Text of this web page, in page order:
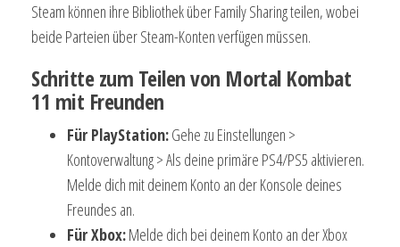
Steam können ihre Bibliothek über Family Sharing teilen, wobei
beide Parteien über Steam-Konten verfügen müssen.
Schritte zum Teilen von Mortal Kombat
11 mit Freunden
Für PlayStation:Gehe zu Einstellungen >
Kontoverwaltung > Als deine primäre PS4/PS5 aktivieren.
Melde dich mit deinem Konto an der Konsole deines
Freundes an.
Für Xbox:Melde dich bei deinem Konto an der Xbox